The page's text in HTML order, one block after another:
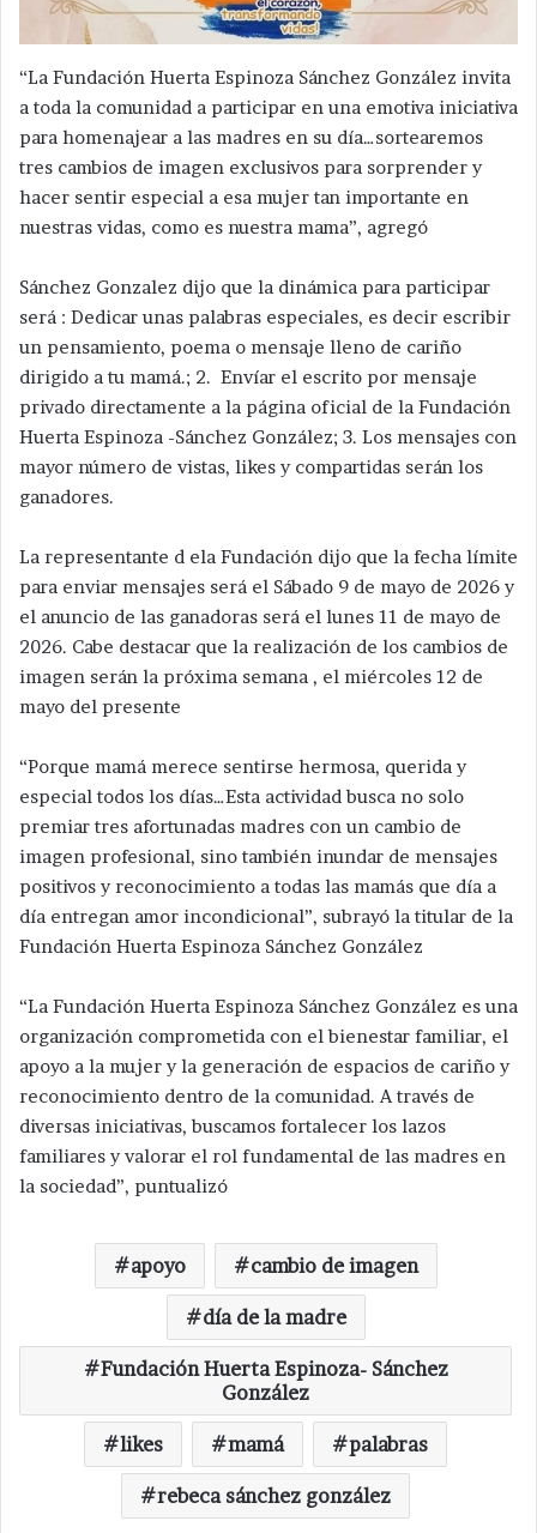
“La Fundación Huerta Espinoza Sánchez González invita
a toda la comunidad a participar en una emotiva iniciativa
para homenajear a las madres en su día…sortearemos
tres cambios de imagen exclusivos para sorprender y
hacer sentir especial a esa mujer tan importante en
nuestras vidas, como es nuestra mama”, agregó
Sánchez Gonzalez dijo que la dinámica para participar
será : Dedicar unas palabras especiales, es decir escribir
un pensamiento, poema o mensaje lleno de cariño
dirigido a tu mamá.; 2. Envíar el escrito por mensaje
privado directamente a la página oficial de la Fundación
Huerta Espinoza -Sánchez González; 3. Los mensajes con
mayor número de vistas, likes y compartidas serán los
ganadores.
La representante d ela Fundación dijo que la fecha límite
para enviar mensajes será el Sábado 9 de mayo de 2026 y
el anuncio de las ganadoras será el lunes 11 de mayo de
2026. Cabe destacar que la realización de los cambios de
imagen serán la próxima semana , el miércoles 12 de
mayo del presente
“Porque mamá merece sentirse hermosa, querida y
especial todos los días…Esta actividad busca no solo
premiar tres afortunadas madres con un cambio de
imagen profesional, sino también inundar de mensajes
positivos y reconocimiento a todas las mamás que día a
día entregan amor incondicional”, subrayó la titular de la
Fundación Huerta Espinoza Sánchez González
“La Fundación Huerta Espinoza Sánchez González es una
organización comprometida con el bienestar familiar, el
apoyo a la mujer y la generación de espacios de cariño y
reconocimiento dentro de la comunidad. A través de
diversas iniciativas, buscamos fortalecer los lazos
familiares y valorar el rol fundamental de las madres en
la sociedad”, puntualizó
apoyo cambio de imagen
día de la madre
Fundación Huerta Espinoza- Sánchez
González
likes mamá palabras
rebeca sánchez gonzález